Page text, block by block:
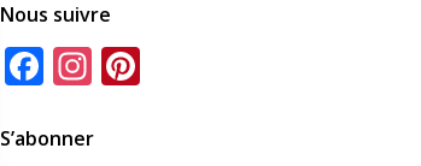
Nous suivre
Facebook
Instagram
S’abonner